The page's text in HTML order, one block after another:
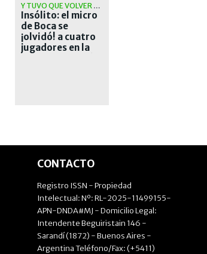
Y TUVO QUE VOLVER A BUSCARLOS
Insólito: el micro
de Boca se
¡olvidó! a cuatro
jugadores en la
CONTACTO
Registro ISSN - Propiedad
Intelectual: Nº: RL-2025-11499155-
APN-DNDA#MJ - Domicilio Legal:
Intendente Beguiristain 146 -
Sarandí (1872) - Buenos Aires -
Argentina Teléfono/Fax: (+5411)